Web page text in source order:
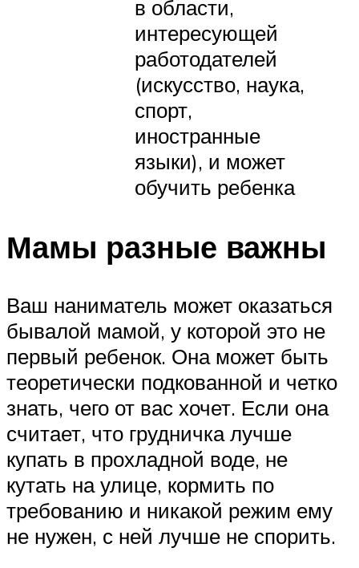
в области,
интересующей
работодателей
(искусство, наука,
спорт,
иностранные
языки), и может
обучить ребенка
Мамы разные важны
Ваш наниматель может оказаться
бывалой мамой, у которой это не
первый ребенок. Она может быть
теоретически подкованной и четко
знать, чего от вас хочет. Если она
считает, что грудничка лучше
купать в прохладной воде, не
кутать на улице, кормить по
требованию и никакой режим ему
не нужен, с ней лучше не спорить.